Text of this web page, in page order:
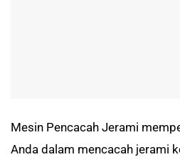
Mesin Pencacah Jerami
Anda dalam mencacah jerami